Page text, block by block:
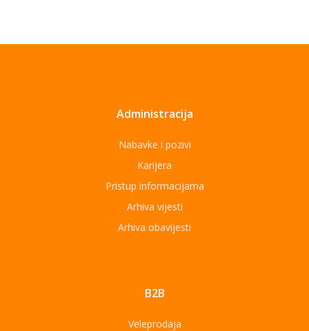
Administracija
Nabavke i pozivi
Karijera
Pristup informacijama
Arhiva vijesti
Arhiva obavijesti
B2B
Veleprodaja